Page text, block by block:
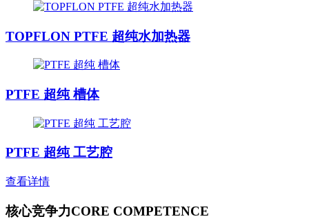
TOPFLON PTFE 超纯水加热器
PTFE 超纯 槽体
PTFE 超纯 工艺腔
查看详情
核心竞争力CORE COMPETENCE